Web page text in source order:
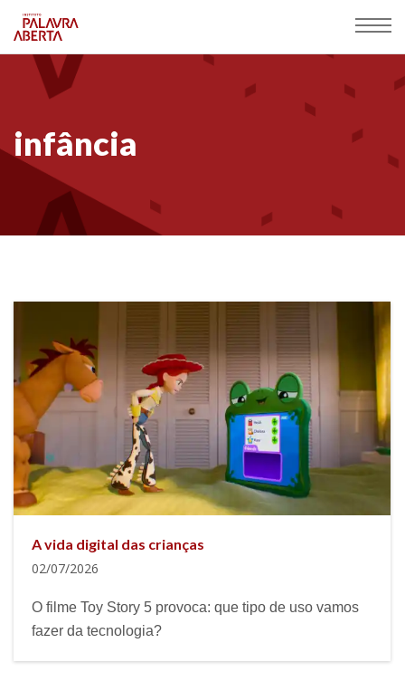
infância
A vida digital das crianças
02/07/2026
O filme Toy Story 5 provoca: que tipo de uso vamos
fazer da tecnologia?